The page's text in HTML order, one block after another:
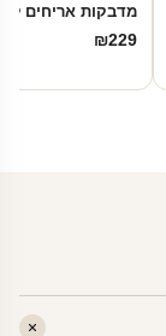
מדבקות אריחים
₪229